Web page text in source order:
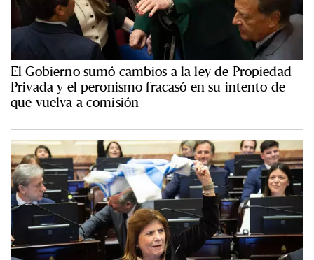
El Gobierno sumó cambios a la ley de Propiedad
Privada y el peronismo fracasó en su intento de
que vuelva a comisión